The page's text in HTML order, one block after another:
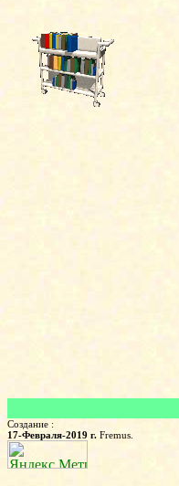
Создание :
17-Февраля-2019 г. Fremus.